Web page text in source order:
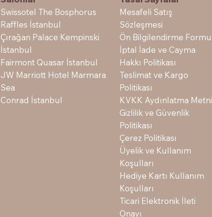
Swissotel The Bosphorus
Raffles İstanbul
Çırağan Palace Kempinski
İstanbul
Fairmont Quasar İstanbul
JW Marriott Hotel Marmara
Sea
Conrad İstanbul
Mesafeli Satış
Sözleşmesi
Ön Bilgilendirme Formu
İptal İade ve Cayma
Hakkı Politikası
Teslimat ve Kargo
Politikası
KVKK Aydınlatma Metni
Gizlilik ve Güvenlik
Politikası
Çerez Politikası
Üyelik ve Kullanım
Koşulları
Hediye Kartı Kullanım
Koşulları
Ticari Elektronik İleti
Onayı